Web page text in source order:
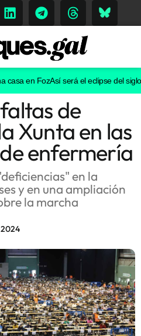
en FozAsí será el eclipse del siglo
de
Xunta en las
enfermería
en la
y en una ampliación
la marcha